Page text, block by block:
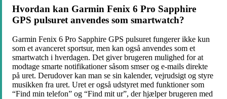
Hvordan kan Garmin Fenix 6 Pro Sapphire
GPS pulsuret anvendes som smartwatch?
Garmin Fenix 6 Pro Sapphire GPS pulsuret fungerer ikke kun
som et avanceret sportsur, men kan også anvendes som et
smartwatch i hverdagen. Det giver brugeren mulighed for at
modtage smarte notifikationer såsom smser og e-mails direkte
på uret. Derudover kan man se sin kalender, vejrudsigt og styre
musikken fra uret. Uret er også udstyret med funktioner som
“Find min telefon” og “Find mit ur”, der hjælper brugeren med